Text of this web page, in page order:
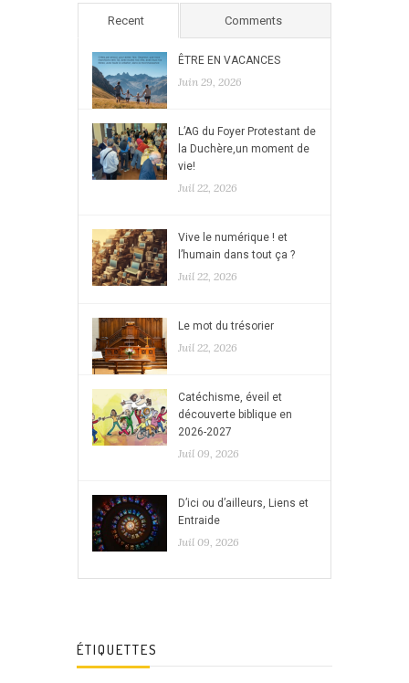
Recent Comments
ÊTRE EN VACANCES
Juin 29, 2026
L’AG du Foyer Protestant de
la Duchère,un moment de
vie!
Juil 22, 2026
Vive le numérique ! et
l’humain dans tout ça ?
Juil 22, 2026
Le mot du trésorier
Juil 22, 2026
Catéchisme, éveil et
découverte biblique en
2026-2027
Juil 09, 2026
D’ici ou d’ailleurs, Liens et
Entraide
Juil 09, 2026
ÉTIQUETTES